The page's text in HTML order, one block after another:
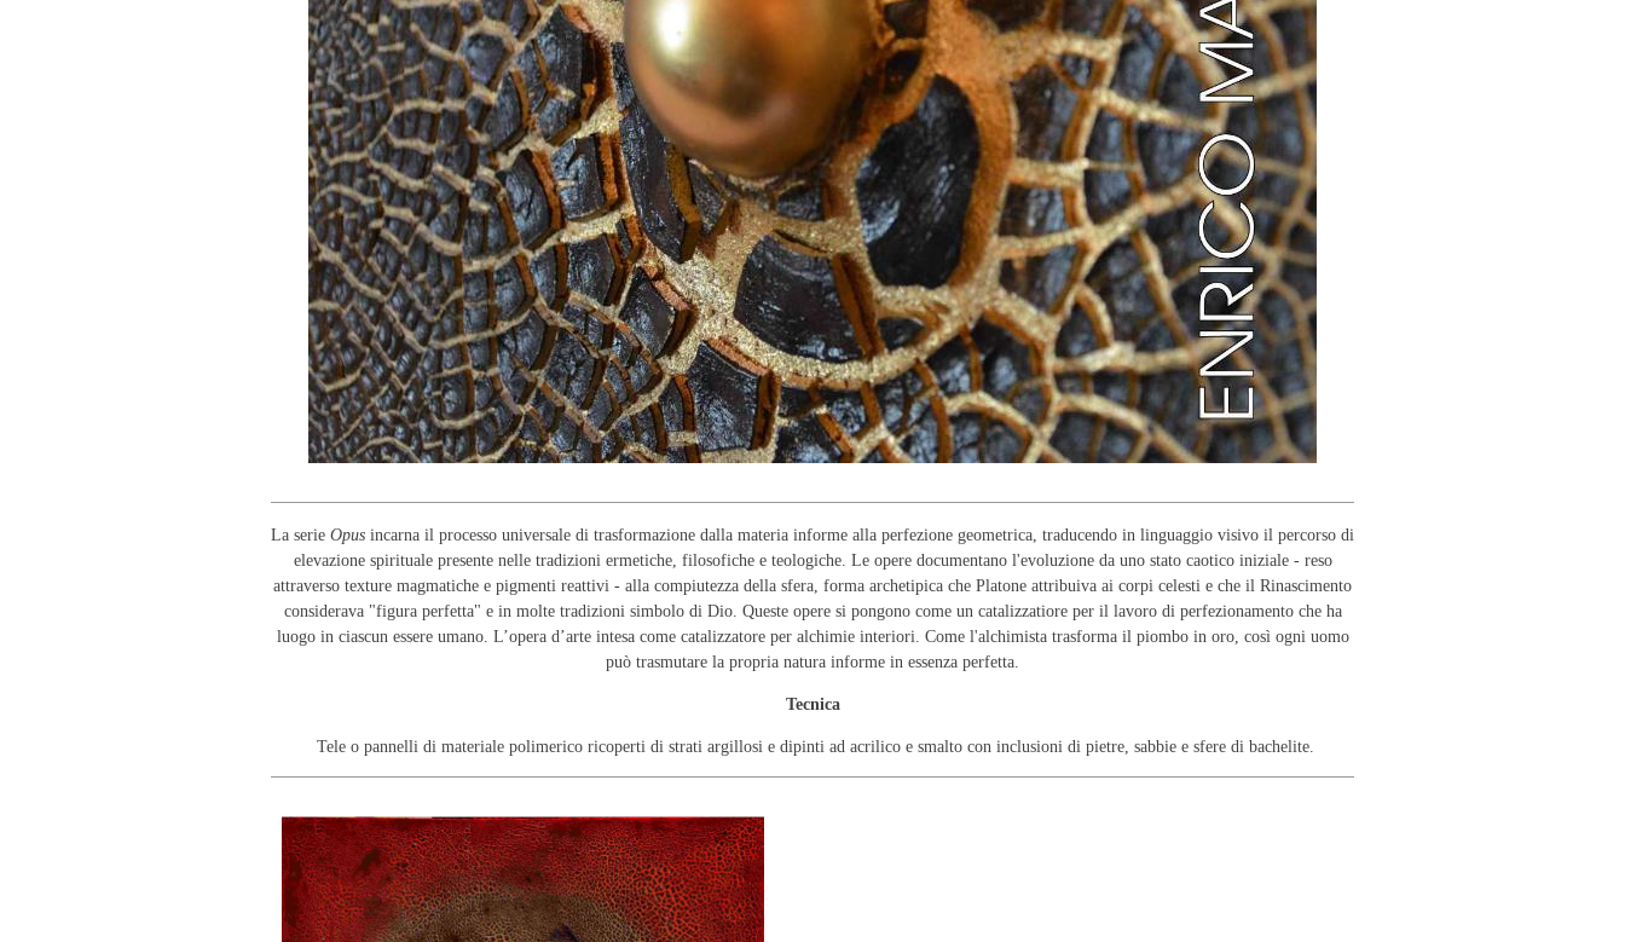
La serie Opus incarna il processo universale di trasformazione dalla materia informe alla perfezione geometrica, traducendo in linguaggio visivo il percorso di
elevazione spirituale presente nelle tradizioni ermetiche, filosofiche e teologiche. Le opere documentano l'evoluzione da uno stato caotico iniziale - reso
attraverso texture magmatiche e pigmenti reattivi - alla compiutezza della sfera, forma archetipica che Platone attribuiva ai corpi celesti e che il Rinascimento
considerava "figura perfetta" e in molte tradizioni simbolo di Dio. Queste opere si pongono come un catalizzatiore per il lavoro di perfezionamento che ha
luogo in ciascun essere umano. L’opera d’arte intesa come catalizzatore per alchimie interiori. Come l'alchimista trasforma il piombo in oro, così ogni uomo
può trasmutare la propria natura informe in essenza perfetta.
Tecnica
Tele o pannelli di materiale polimerico ricoperti di strati argillosi e dipinti ad acrilico e smalto con inclusioni di pietre, sabbie e sfere di bachelite.